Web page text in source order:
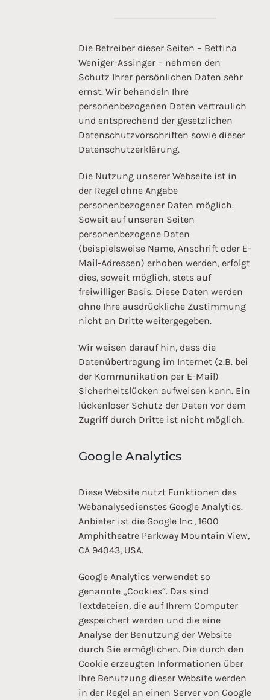
Die Betreiber dieser Seiten – Bettina
Weniger-Assinger – nehmen den
Schutz Ihrer persönlichen Daten sehr
ernst. Wir behandeln Ihre
personenbezogenen Daten vertraulich
und entsprechend der gesetzlichen
Datenschutzvorschriften sowie dieser
Datenschutzerklärung.
Die Nutzung unserer Webseite ist in
der Regel ohne Angabe
personenbezogener Daten möglich.
Soweit auf unseren Seiten
personenbezogene Daten
(beispielsweise Name, Anschrift oder E-
Mail-Adressen) erhoben werden, erfolgt
dies, soweit möglich, stets auf
freiwilliger Basis. Diese Daten werden
ohne Ihre ausdrückliche Zustimmung
nicht an Dritte weitergegeben.
Wir weisen darauf hin, dass die
Datenübertragung im Internet (z.B. bei
der Kommunikation per E-Mail)
Sicherheitslücken aufweisen kann. Ein
lückenloser Schutz der Daten vor dem
Zugriff durch Dritte ist nicht möglich.
Google Analytics
Diese Website nutzt Funktionen des
Webanalysedienstes Google Analytics.
Anbieter ist die Google Inc., 1600
Amphitheatre Parkway Mountain View,
CA 94043, USA.
Google Analytics verwendet so
genannte „Cookies“. Das sind
Textdateien, die auf Ihrem Computer
gespeichert werden und die eine
Analyse der Benutzung der Website
durch Sie ermöglichen. Die durch den
Cookie erzeugten Informationen über
Ihre Benutzung dieser Website werden
in der Regel an einen Server von Google